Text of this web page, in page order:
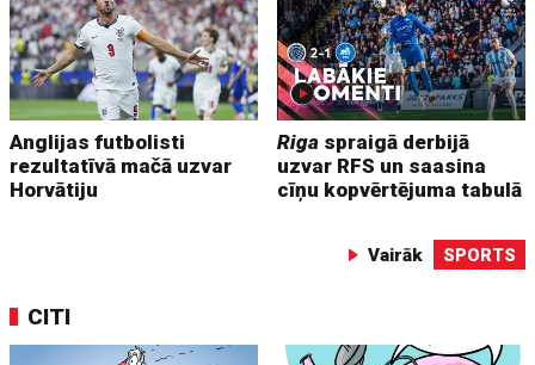
Anglijas futbolisti
rezultatīvā mačā uzvar
Horvātiju
Riga spraigā derbijā
uzvar RFS un saasina
cīņu kopvērtējuma tabulā
Vairāk SPORTS
CITI